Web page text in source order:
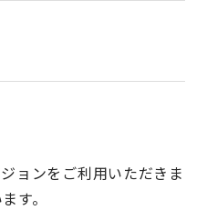
ョンをご利用いただきま
す。